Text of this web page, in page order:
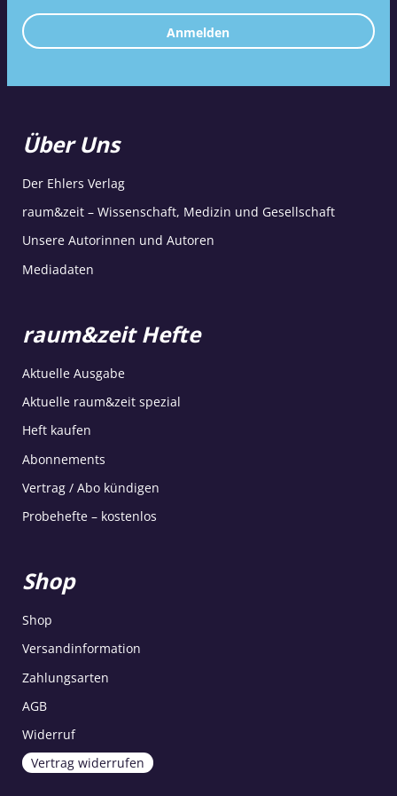
Anmelden
Über Uns
Der Ehlers Verlag
raum&zeit – Wissenschaft, Medizin und Gesellschaft
Unsere Autorinnen und Autoren
Mediadaten
raum&zeit Hefte
Aktuelle Ausgabe
Aktuelle raum&zeit spezial
Heft kaufen
Abonnements
Vertrag / Abo kündigen
Probehefte – kostenlos
Shop
Shop
Versandinformation
Zahlungsarten
AGB
Widerruf
Vertrag widerrufen